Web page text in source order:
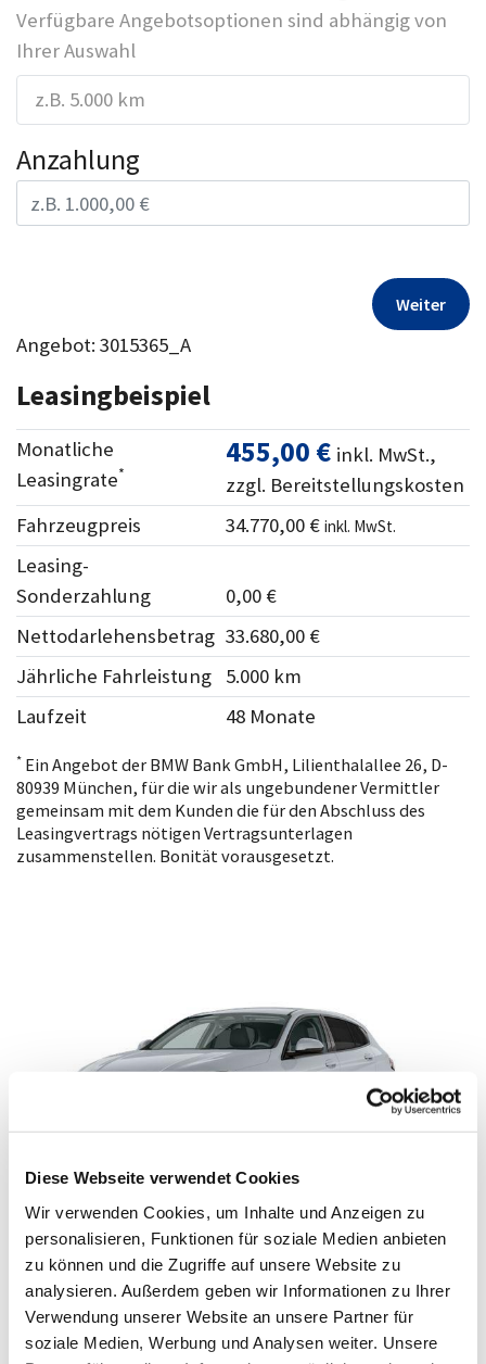
Diese Webseite verwendet Cookies
Wir verwenden Cookies, um Inhalte und Anzeigen zu
personalisieren, Funktionen für soziale Medien anbieten
zu können und die Zugriffe auf unsere Website zu
analysieren. Außerdem geben wir Informationen zu Ihrer
Verwendung unserer Website an unsere Partner für
soziale Medien, Werbung und Analysen weiter. Unsere
Verfügbare Angebotsoptionen sind abhängig von
Ihrer Auswahl
z.B. 5.000 km
Anzahlung
Weiter
Angebot: 3015365_A
Leasingbeispiel
Monatliche
Leasingrate*
455,00 € inkl. MwSt.,
zzgl. Bereitstellungskosten
Fahrzeugpreis
34.770,00 € inkl. MwSt.
Leasing-
Sonderzahlung
0,00 €
Nettodarlehensbetrag 33.680,00 €
Jährliche Fahrleistung
5.000 km
Laufzeit
48 Monate
* Ein Angebot der BMW Bank GmbH, Lilienthalallee 26, D-
80939 München, für die wir als ungebundener Vermittler
gemeinsam mit dem Kunden die für den Abschluss des
Leasingvertrags nötigen Vertragsunterlagen
zusammenstellen. Bonität vorausgesetzt.
BMW 118d M Sport Design UPE 46.330 EUR
Kraftstoffverbrauch*kombiniert: 4,7 l/100km
(WLTP) CO2-Emission: 0 g/km (NEFZ), 123 g/km